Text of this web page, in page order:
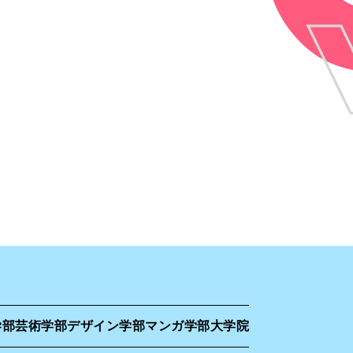
芸術学部デザイン学部マンガ学部大学院